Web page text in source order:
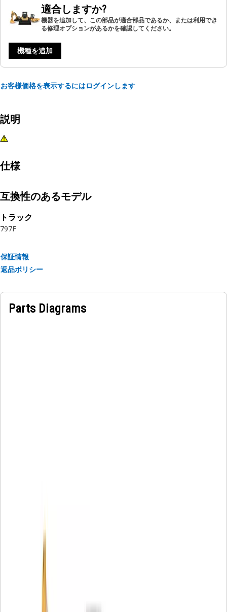
適合しますか?
機器を追加して、この部品が適合部品であるか、または利用でき
る修理オプションがあるかを確認してください。
機種を追加
お客様価格を表示するにはログインします
説明
仕様
互換性のあるモデル
トラック
797F
保証情報
返品ポリシー
Parts Diagrams